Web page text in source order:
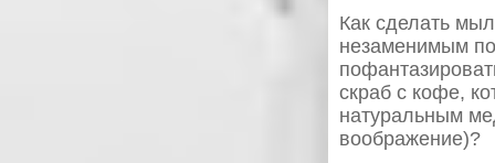
Как сделать
незаменимым
скраб с кофе,
натуральным
воображение)?